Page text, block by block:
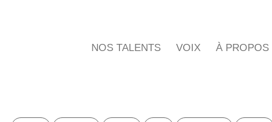
Main
NOS TALENTS VOIX À PROPOS